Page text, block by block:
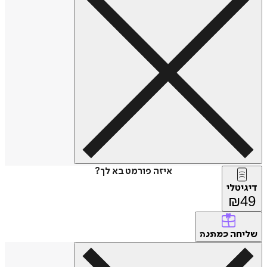
איזה פורמט בא לך?
₪
כמתנה